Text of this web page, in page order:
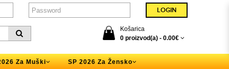
Košarica
0 proizvod(a) - 0.00€
Za Muški SP 2026 Za Žensko